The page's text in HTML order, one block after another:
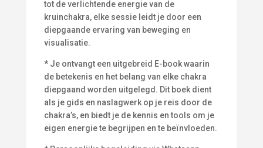
tot de verlichtende energie van de
kruinchakra, elke sessie leidt je door een
diepgaande ervaring van beweging en
visualisatie.
* Je ontvangt een uitgebreid E-book waarin
de betekenis en het belang van elke chakra
diepgaand worden uitgelegd. Dit boek dient
als je gids en naslagwerk op je reis door de
chakra’s, en biedt je de kennis en tools om je
eigen energie te begrijpen en te beïnvloeden.